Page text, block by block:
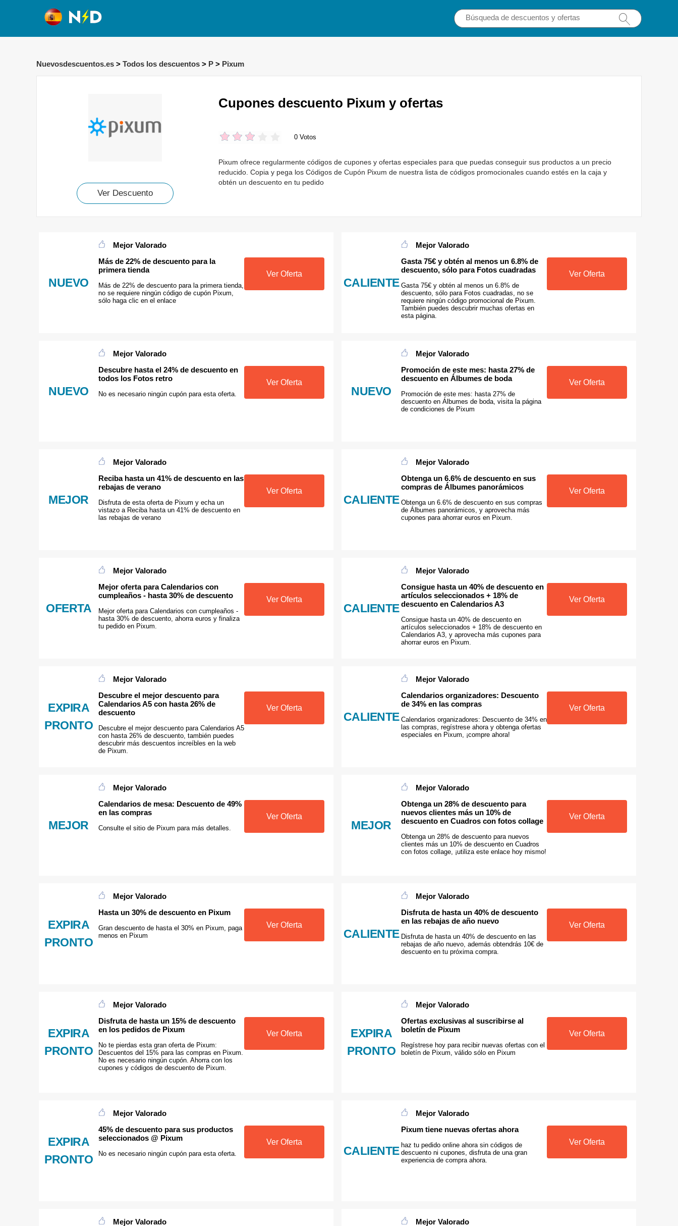
Nuevosdescuentos.es > Todos los descuentos > P > Pixum
Ver Descuento
Cupones descuento Pixum y ofertas
0 Votos
Pixum ofrece regularmente códigos de cupones y ofertas especiales para que puedas conseguir sus productos a un precio
reducido. Copia y pega los Códigos de Cupón Pixum de nuestra lista de códigos promocionales cuando estés en la caja y
obtén un descuento en tu pedido
NUEVO
Mejor Valorado
Más de 22% de descuento para la
primera tienda
Más de 22% de descuento para la primera tienda,
no se requiere ningún código de cupón Pixum,
sólo haga clic en el enlace
Ver Oferta
CALIENTE
Mejor Valorado
Gasta 75€ y obtén al menos un 6.8% de
descuento, sólo para Fotos cuadradas
Gasta 75€ y obtén al menos un 6.8% de
descuento, sólo para Fotos cuadradas, no se
requiere ningún código promocional de Pixum.
También puedes descubrir muchas ofertas en
esta página.
Ver Oferta
NUEVO
Mejor Valorado
Descubre hasta el 24% de descuento en
todos los Fotos retro
No es necesario ningún cupón para esta oferta.
Ver Oferta
NUEVO
Mejor Valorado
Promoción de este mes: hasta 27% de
descuento en Álbumes de boda
Promoción de este mes: hasta 27% de
descuento en Álbumes de boda, visita la página
de condiciones de Pixum
Ver Oferta
MEJOR
Mejor Valorado
Reciba hasta un 41% de descuento en las
rebajas de verano
Disfruta de esta oferta de Pixum y echa un
vistazo a Reciba hasta un 41% de descuento en
las rebajas de verano
Ver Oferta
CALIENTE
Mejor Valorado
Obtenga un 6.6% de descuento en sus
compras de Álbumes panorámicos
Obtenga un 6.6% de descuento en sus compras
de Álbumes panorámicos, y aprovecha más
cupones para ahorrar euros en Pixum.
Ver Oferta
OFERTA
Mejor Valorado
Mejor oferta para Calendarios con
cumpleaños - hasta 30% de descuento
Mejor oferta para Calendarios con cumpleaños -
hasta 30% de descuento, ahorra euros y finaliza
tu pedido en Pixum.
Ver Oferta
CALIENTE
Mejor Valorado
Consigue hasta un 40% de descuento en
artículos seleccionados + 18% de
descuento en Calendarios A3
Consigue hasta un 40% de descuento en
artículos seleccionados + 18% de descuento en
Calendarios A3, y aprovecha más cupones para
ahorrar euros en Pixum.
Ver Oferta
EXPIRA
PRONTO
Mejor Valorado
Descubre el mejor descuento para
Calendarios A5 con hasta 26% de
descuento
Descubre el mejor descuento para Calendarios A5
con hasta 26% de descuento, también puedes
descubrir más descuentos increíbles en la web
de Pixum.
Ver Oferta
CALIENTE
Mejor Valorado
Calendarios organizadores: Descuento
de 34% en las compras
Calendarios organizadores: Descuento de 34% en
las compras, regístrese ahora y obtenga ofertas
especiales en Pixum, ¡compre ahora!
Ver Oferta
MEJOR
Mejor Valorado
Calendarios de mesa: Descuento de 49%
en las compras
Consulte el sitio de Pixum para más detalles.
Ver Oferta
MEJOR
Mejor Valorado
Obtenga un 28% de descuento para
nuevos clientes más un 10% de
descuento en Cuadros con fotos collage
Obtenga un 28% de descuento para nuevos
clientes más un 10% de descuento en Cuadros
con fotos collage, ¡utiliza este enlace hoy mismo!
Ver Oferta
EXPIRA
PRONTO
Mejor Valorado
Hasta un 30% de descuento en Pixum
Gran descuento de hasta el 30% en Pixum, paga
menos en Pixum
Ver Oferta
CALIENTE
Mejor Valorado
Disfruta de hasta un 40% de descuento
en las rebajas de año nuevo
Disfruta de hasta un 40% de descuento en las
rebajas de año nuevo, además obtendrás 10€ de
descuento en tu próxima compra.
Ver Oferta
EXPIRA
PRONTO
Mejor Valorado
Disfruta de hasta un 15% de descuento
en los pedidos de Pixum
No te pierdas esta gran oferta de Pixum:
Descuentos del 15% para las compras en Pixum.
No es necesario ningún cupón. Ahorra con los
cupones y códigos de descuento de Pixum.
Ver Oferta
EXPIRA
PRONTO
Mejor Valorado
Ofertas exclusivas al suscribirse al
boletín de Pixum
Regístrese hoy para recibir nuevas ofertas con el
boletín de Pixum, válido sólo en Pixum
Ver Oferta
EXPIRA
PRONTO
Mejor Valorado
45% de descuento para sus productos
seleccionados @ Pixum
No es necesario ningún cupón para esta oferta.
Ver Oferta
CALIENTE
Mejor Valorado
Pixum tiene nuevas ofertas ahora
haz tu pedido online ahora sin códigos de
descuento ni cupones, disfruta de una gran
experiencia de compra ahora.
Ver Oferta
Mejor Valorado
Mejor Valorado